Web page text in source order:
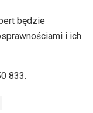
będzie
i ich
833.